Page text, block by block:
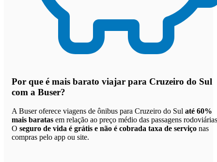
Por que é mais barato viajar para Cruzeiro do Sul
com a Buser?
A Buser oferece viagens de ônibus para Cruzeiro do Sul até 60%
mais baratas em relação ao preço médio das passagens
O seguro de vida é grátis e não é cobrada taxa de serviço nas
compras pelo app ou site.